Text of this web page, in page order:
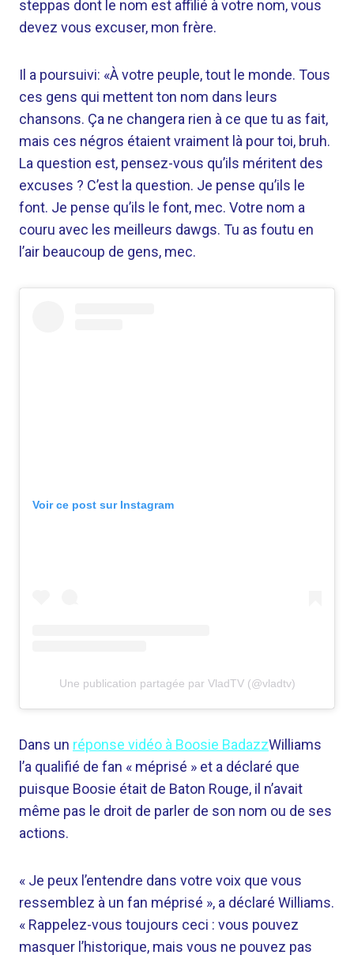
steppas dont le nom est affilié à votre nom, vous
devez vous excuser, mon frère.
Il a poursuivi: «À votre peuple, tout le monde. Tous
ces gens qui mettent ton nom dans leurs
chansons. Ça ne changera rien à ce que tu as fait,
mais ces négros étaient vraiment là pour toi, bruh.
La question est, pensez-vous qu’ils méritent des
excuses ? C’est la question. Je pense qu’ils le
font. Je pense qu’ils le font, mec. Votre nom a
couru avec les meilleurs dawgs. Tu as foutu en
l’air beaucoup de gens, mec.
Voir ce post sur Instagram
Une publication partagée par VladTV (@vladtv)
Dans un réponse vidéo à Boosie BadazzWilliams
l’a qualifié de fan « méprisé » et a déclaré que
puisque Boosie était de Baton Rouge, il n’avait
même pas le droit de parler de son nom ou de ses
actions.
« Je peux l’entendre dans votre voix que vous
ressemblez à un fan méprisé », a déclaré Williams.
« Rappelez-vous toujours ceci : vous pouvez
masquer l’historique, mais vous ne pouvez pas